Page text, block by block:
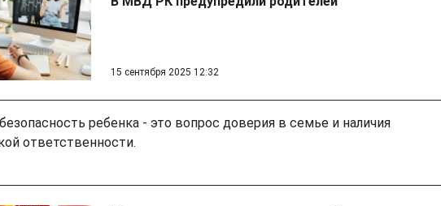
15 сентября 2025 12:32
ребенка - это вопрос доверия в семье и наличия
ответственности.